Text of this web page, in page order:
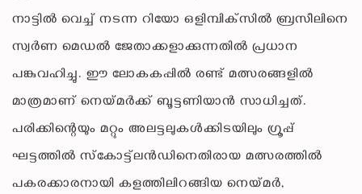
നാട്ടില്‍ വെച്ച് നടന്ന റിയോ ഒളിമ്പിക്‌സില്‍ ബ്രസീലിനെ
സ്വര്‍ണ മെഡല്‍ ജേതാക്കളാക്കുന്നതില്‍ പ്രധാന
പങ്കുവഹിച്ചു. ഈ ലോകകപ്പില്‍ രണ്ട് മത്സരങ്ങളില്‍
മാത്രമാണ് നെയ്മര്‍ക്ക് ബൂട്ടണിയാന്‍ സാധിച്ചത്.
പരിക്കിന്റെയും മറ്റും അലട്ടലുകള്‍ക്കിടയിലും ഗ്രൂപ്പ്
ഘട്ടത്തില്‍ സ്‌കോട്ട്‌ലന്‍ഡിനെതിരായ മത്സരത്തില്‍
പകരക്കാരനായി കളത്തിലിറങ്ങിയ നെയ്മര്‍,